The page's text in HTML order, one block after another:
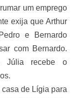
um emprego
exija que Arthur
e Bernardo
com Bernardo.
Júlia recebe o
de Lígia para